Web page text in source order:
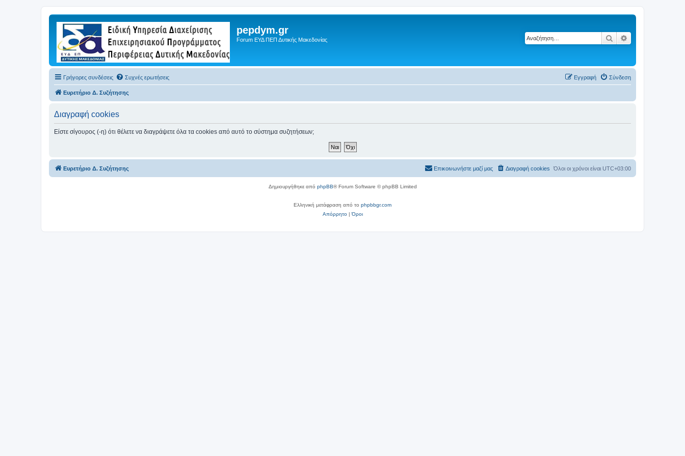
pepdym.gr
Forum ΕΥΔ ΠΕΠ Δυτικής Μακεδονίας Αναζήτηση
Γρήγορες συνδέσεις Συχνές ερωτήσεις Σύνδεση
Εγγραφή
Ευρετήριο Δ. Συζήτησης
Διαγραφή cookies
Είστε σίγουρος (-η) ότι θέλετε να διαγράψετε όλα τα cookies από αυτό το σύστημα συζητήσεων;
Ευρετήριο Δ. Συζήτησης Όλοι οι χρόνοι είναι UTC+03:00
Διαγραφή cookies
Επικοινωνήστε μαζί μας
Δημιουργήθηκε από phpBB® Forum Software © phpBB Limited
Ελληνική μετάφραση από το phpbbgr.com
Απόρρητο|Όροι